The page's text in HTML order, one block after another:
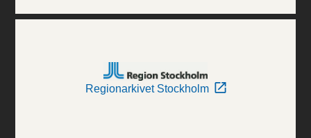
Regionarkivet Stockholm